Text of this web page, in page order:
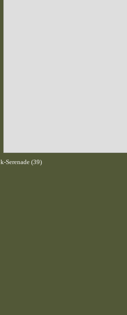
k-Serenade (39)